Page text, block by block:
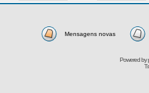
Mensagens novas
Powered by